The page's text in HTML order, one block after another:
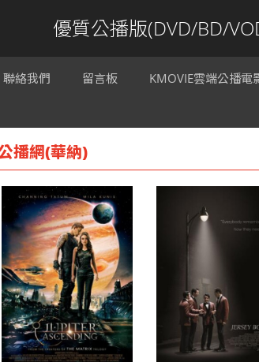
優質公播版(DVD/BD/
聯絡我們 留言板 KMOVIE雲端公播電
播網(華納)